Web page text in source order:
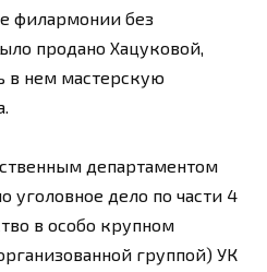
филармонии без
продано Хацуковой,
в нем мастерскую
департаментом
дело по части 4
в особо крупном
группой) УК